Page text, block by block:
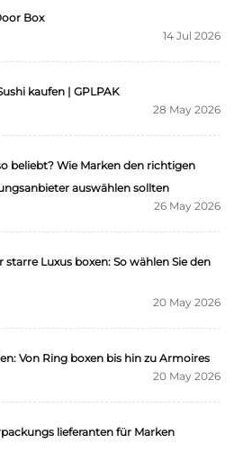
Box
14 Jul 2026
kaufen | GPLPAK
28 May 2026
beliebt? Wie Marken den richtigen
auswählen sollten
26 May 2026
Luxus boxen: So wählen Sie den
20 May 2026
Von Ring boxen bis hin zu Armoires
20 May 2026
lieferanten für Marken